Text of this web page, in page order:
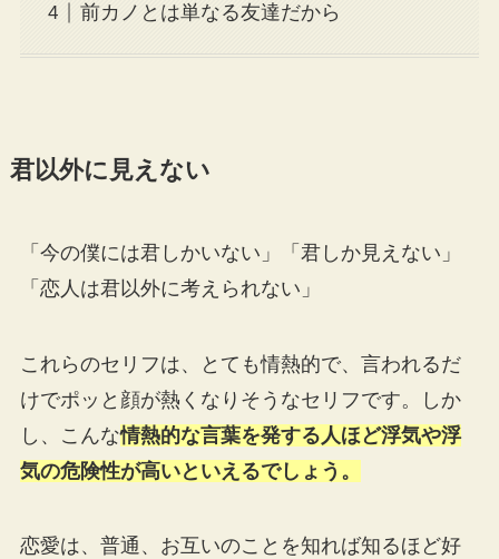
前カノとは単なる友達だから
君以外に見えない
「今の僕には君しかいない」「君しか見えない」
「恋人は君以外に考えられない」
これらのセリフは、とても情熱的で、言われるだ
けでポッと顔が熱くなりそうなセリフです。しか
し、こんな情熱的な言葉を発する人ほど浮気や浮
気の危険性が高いといえるでしょう。
恋愛は、普通、お互いのことを知れば知るほど好